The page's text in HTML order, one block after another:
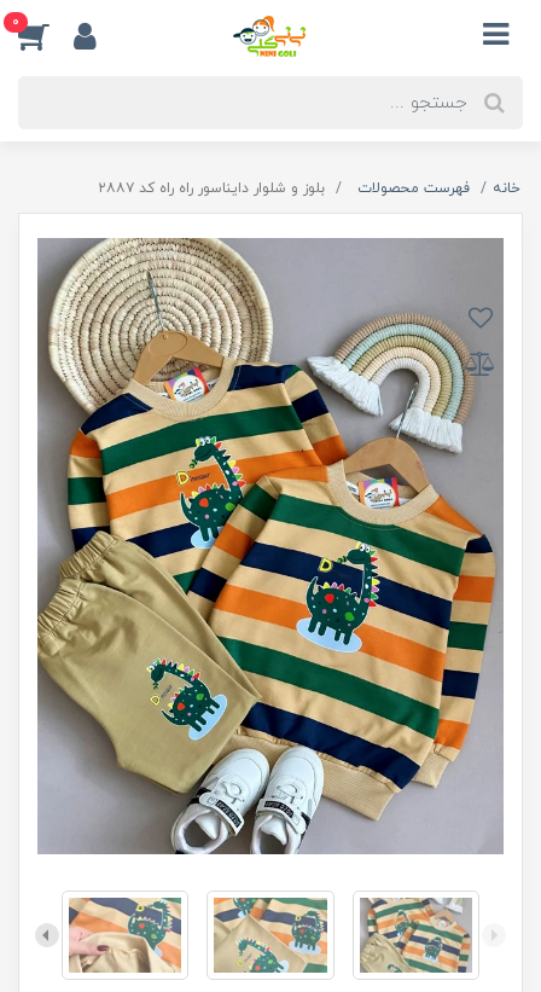
0
خانه فهرست محصولات بلوز و شلوار دایناسور راه راه کد ۲۸۸۷